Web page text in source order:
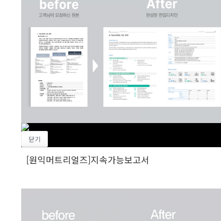
닫기
[원익머트리얼즈]지속가능보고서